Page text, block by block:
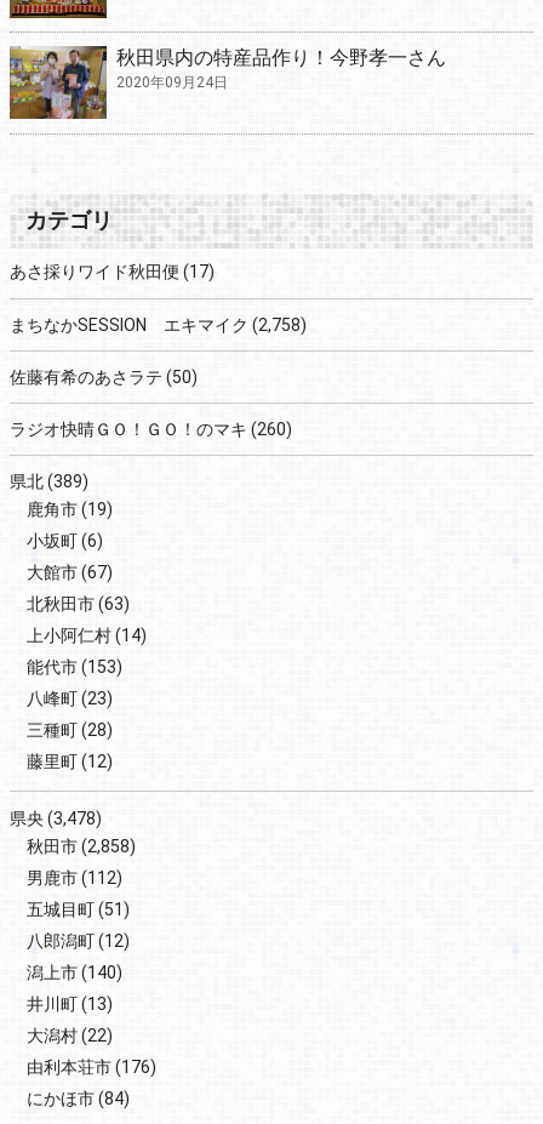
秋田県内の特産品作り！今野孝一さん
2020年09月24日
カテゴリ
あさ採りワイド秋田便 (17)
まちなかSESSION エキマイク (2,758)
佐藤有希のあさラテ (50)
ラジオ快晴ＧＯ！ＧＯ！のマキ (260)
県北(389)
鹿角市(19)
小坂町(6)
大館市(67)
北秋田市(63)
上小阿仁村(14)
能代市(153)
八峰町(23)
三種町(28)
藤里町(12)
県央(3,478)
秋田市(2,858)
男鹿市(112)
五城目町(51)
八郎潟町(12)
潟上市(140)
井川町(13)
大潟村(22)
由利本荘市(176)
にかほ市(84)